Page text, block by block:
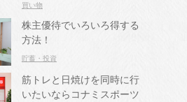
買い物
株主優待でいろいろ得する
方法！
貯蓄・投資
筋トレと日焼けを同時に行
いたいならコナミスポーツ